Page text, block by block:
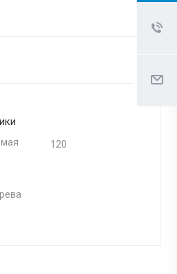
120